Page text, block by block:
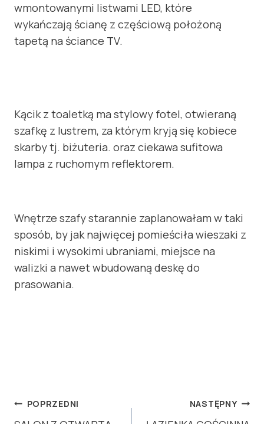
wmontowanymi listwami LED, które
wykańczają ścianę z częściową położoną
tapetą na ściance TV.
Kącik z toaletką ma stylowy fotel, otwieraną
szafkę z lustrem, za którym kryją się kobiece
skarby tj. biżuteria. oraz ciekawa sufitowa
lampa z ruchomym reflektorem.
Wnętrze szafy starannie zaplanowałam w taki
sposób, by jak najwięcej pomieściła wieszaki z
niskimi i wysokimi ubraniami, miejsce na
walizki a nawet wbudowaną deskę do
prasowania.
NAWIGACJA
POPRZEDNI NASTĘPNY